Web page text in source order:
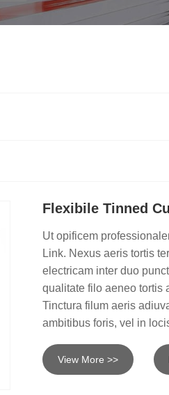
Flexibile Tinned
Ut opificem
Link. Nexus aeris tortis
electricam inter duo
qualitate filo aeneo tortis
Tinctura filum aeris
ambitibus foris, vel in
View More >>